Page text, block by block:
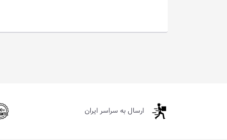
ارسال به سراسر ایران